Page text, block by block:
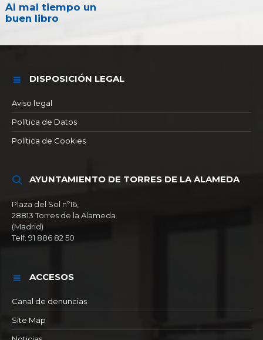
Al mal tiempo un
buen libro
DISPOSICIÓN LEGAL
Aviso legal
Política de Datos
Política de Cookies
AYUNTAMIENTO DE TORRES DE LA ALAMEDA
Plaza del Sol nº16,
28813 Torres de la Alameda
(Madrid)
Telf. 91 886 82 50
ACCESOS
Canal de denuncias
Site Map